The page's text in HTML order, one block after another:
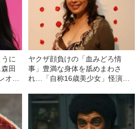
に
田
オン
ヤクザ顔負けの「血みどろ情
事」豊満な身体を舐めまわさ
れ…「自称16歳美少女」怪演